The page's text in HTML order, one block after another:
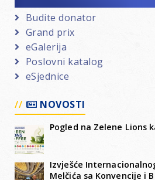
Budite donator
Grand prix
eGalerija
Poslovni katalog
eSjednice
NOVOSTI
Pogled na Zelene Lions
Izvješće
Melčića sa Konvencije i